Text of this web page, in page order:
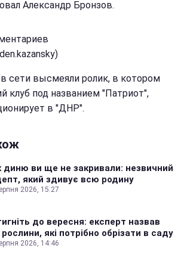
Александр Бронзов.
сети высмеяли ролик, в котором
клуб под названием "Патриот",
в "ДНР".
диню ви ще не закривали: незвичний
який здивує всю родину
2026, 15:27
до вересня: експерт назвав
рослини, які потрібно обрізати в саду
2026, 14:46